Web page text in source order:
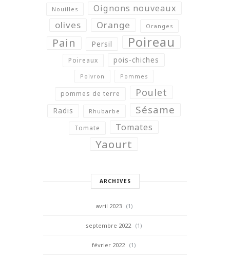
Nouilles Oignons nouveaux
olives Orange Oranges
Pain Persil Poireau
Poireaux pois-chiches
Poivron Pommes
pommes de terre Poulet
Radis Rhubarbe Sésame
Tomate Tomates
Yaourt
ARCHIVES
avril 2023 (1)
septembre 2022 (1)
février 2022 (1)